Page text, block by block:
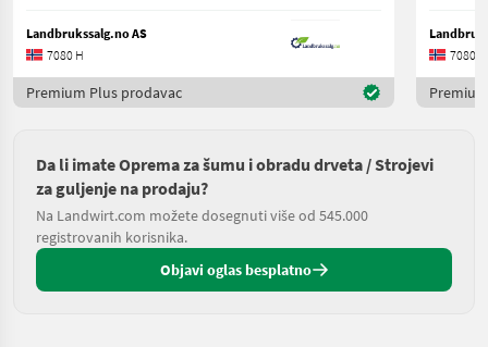
Landbrukssalg.no AS
7080 H
Premium Plus prodavac
7080 H
Da li imate Oprema za šumu i obradu drveta / Strojevi
za guljenje na prodaju?
Na Landwirt.com možete dosegnuti više od 545.000
registrovanih korisnika.
Objavi oglas besplatno